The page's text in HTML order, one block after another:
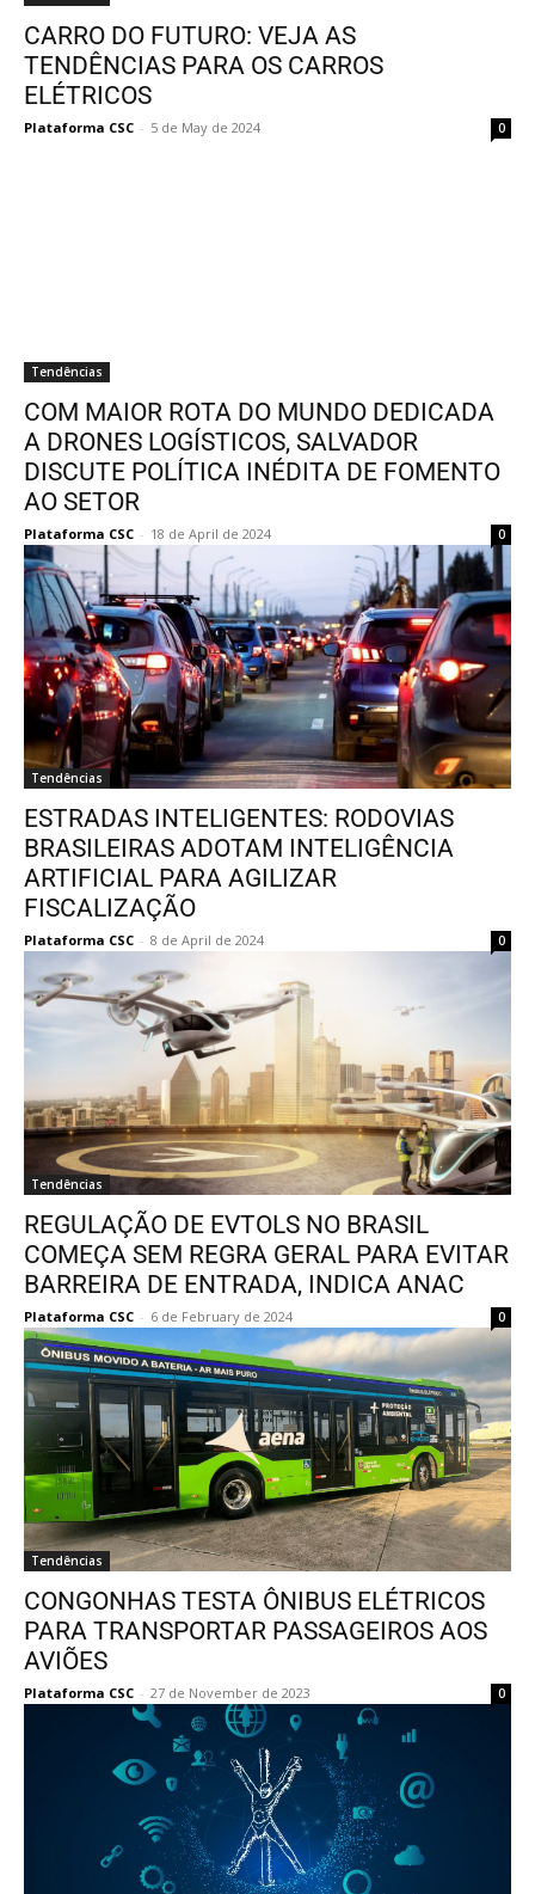
CARRO DO FUTURO: VEJA AS
TENDÊNCIAS PARA OS CARROS
ELÉTRICOS
Plataforma CSC - 5 de May de 2024 0
Tendências
COM MAIOR ROTA DO MUNDO DEDICADA
A DRONES LOGÍSTICOS, SALVADOR
DISCUTE POLÍTICA INÉDITA DE FOMENTO
AO SETOR
Plataforma CSC - 18 de April de 2024 0
Tendências
ESTRADAS INTELIGENTES: RODOVIAS
BRASILEIRAS ADOTAM INTELIGÊNCIA
ARTIFICIAL PARA AGILIZAR
FISCALIZAÇÃO
Plataforma CSC - 8 de April de 2024 0
Tendências
REGULAÇÃO DE EVTOLS NO BRASIL
COMEÇA SEM REGRA GERAL PARA EVITAR
BARREIRA DE ENTRADA, INDICA ANAC
Plataforma CSC - 6 de February de 2024 0
Tendências
CONGONHAS TESTA ÔNIBUS ELÉTRICOS
PARA TRANSPORTAR PASSAGEIROS AOS
AVIÕES
Plataforma CSC - 27 de November de 2023 0